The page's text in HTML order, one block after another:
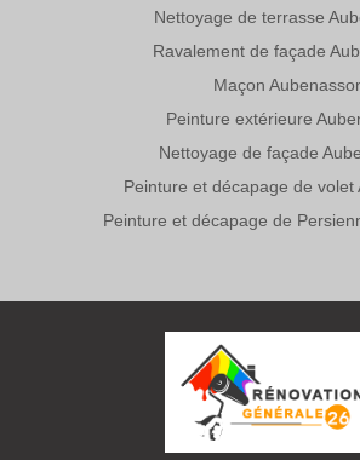
Nettoyage de terrasse
Ravalement de façade
Maçon
Peinture extérieure
Nettoyage de façade
Peinture et décapage de volet
Peinture et décapage de